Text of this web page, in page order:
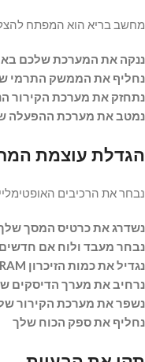
מחשב בריא הוא המפתח
ננקה את המערכת שלכם
נחליף את הממשק התרמי
נתחזק את מערכת הקירור
נמטב את מערכת ההפעלה
הגדלת עוצמת
נבחר את הרכיבים
נשדרג את כרטיס המסך
נבחר מעבד ולוח אם חדשים
נגדיל את כמות הזיכרון RAM
נרחיב את מערך הדיסקים
נשפר את מערכת הקירור
נחליף את ספק הכוח שלך